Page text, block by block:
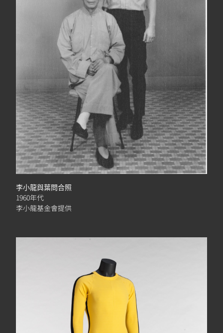
李小龍與葉問合照
1960年代
李小龍基金會提供